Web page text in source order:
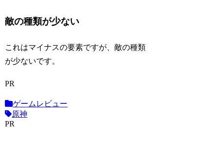
敵の種類が少ない
これはマイナスの要素ですが、敵の種類
が少ないです。
PR
ゲームレビュー
原神
PR